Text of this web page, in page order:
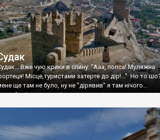
Вже чую крики в спину: "Ааа, попса! Муляжна
Місце,туристами затерте до дір!..." Но то
ще там не було, ну не "дірявив" я там нічого...
до цього літа.